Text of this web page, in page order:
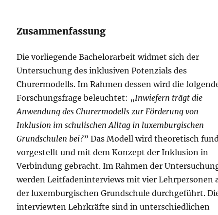
Zusammenfassung
Die vorliegende Bachelorarbeit widmet sich der
Untersuchung des inklusiven Potenzials des
Churermodells. Im Rahmen dessen wird die
Forschungsfrage beleuchtet: „Inwiefern trägt die
Anwendung des Churermodells zur Förderung von
Inklusion im schulischen Alltag in luxemburgischen
Grundschulen bei?” Das Modell wird theoretisch
vorgestellt und mit dem Konzept der Inklusion in
Verbindung gebracht. Im Rahmen der
werden Leitfadeninterviews mit vier Lehrpersonen
der luxemburgischen Grundschule durchgeführt.
interviewten Lehrkräfte sind in unterschiedlichen